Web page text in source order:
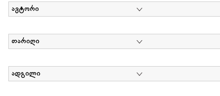
ავტორი
თარიღი
ადგილი